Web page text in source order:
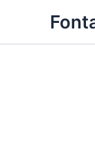
contenido